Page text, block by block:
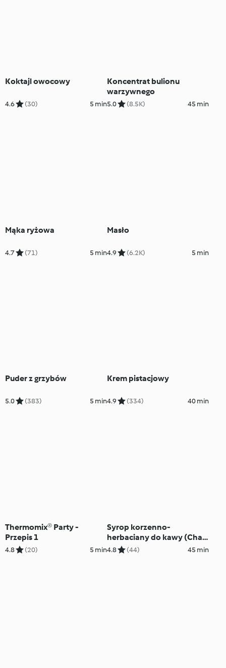
Koktajl owocowy
4.6 (30) 5 min
Koncentrat bulionu
warzywnego
5.0 (8.5K) 45 min
Mąka ryżowa
4.7 (71) 5 min
Masło
4.9 (6.2K) 5 min
Puder z grzybów
5.0 (383) 5 min
Krem pistacjowy
4.9 (334) 40 min
Thermomix® Party -
Przepis 1
4.8 (20) 5 min
Syrop korzenno-
herbaciany do kawy (Chai
syrup)
4.8 (44) 45 min